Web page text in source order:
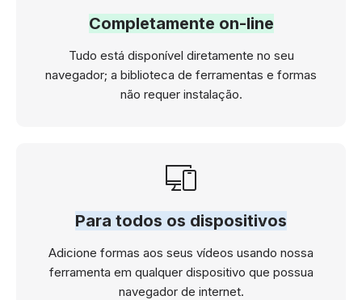
Completamente on-line
Tudo está disponível diretamente no seu
navegador; a biblioteca de ferramentas e formas
não requer instalação.
Para todos os dispositivos
Adicione formas aos seus vídeos usando nossa
ferramenta em qualquer dispositivo que possua
navegador de internet.